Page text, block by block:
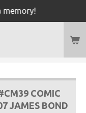
memory!
COMIC
JAMES BOND